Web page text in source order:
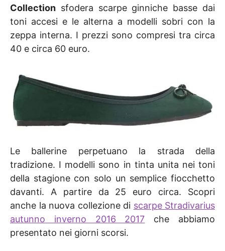
Collection sfodera scarpe ginniche basse dai
toni accesi e le alterna a modelli sobri con la
zeppa interna. I prezzi sono compresi tra circa
40 e circa 60 euro.
Le ballerine perpetuano la strada della
tradizione. I modelli sono in tinta unita nei toni
della stagione con solo un semplice fiocchetto
davanti. A partire da 25 euro circa. Scopri
anche la nuova collezione di scarpe Stradivarius
autunno inverno 2016 2017 che abbiamo
presentato nei giorni scorsi.